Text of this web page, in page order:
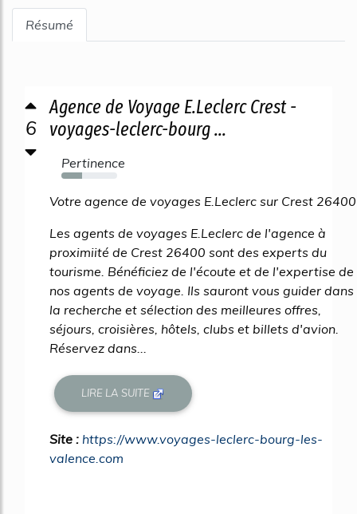
Résumé
6
Agence de Voyage E.Leclerc Crest -
voyages-leclerc-bourg ...
Pertinence
37%
Votre agence de voyages E.Leclerc sur Crest 26400
Les agents de voyages E.Leclerc de l'agence à
proximiité de Crest 26400 sont des experts du
tourisme. Bénéficiez de l'écoute et de l'expertise de
nos agents de voyage. Ils sauront vous guider dans
la recherche et sélection des meilleures offres,
séjours, croisières, hôtels, clubs et billets d'avion.
Réservez dans...
LIRE LA SUITE
Site : https://www.voyages-leclerc-bourg-les-
valence.com